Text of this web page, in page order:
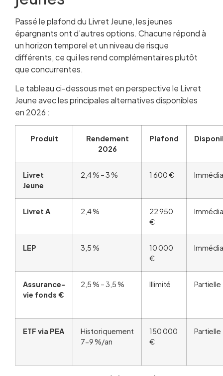
Passé le plafond du Livret Jeune, les jeunes
épargnants ont d’autres options. Chacune répond à
un horizon temporel et un niveau de risque
différents, ce qui les rend complémentaires plutôt
que concurrentes.
Le tableau ci-dessous met en perspective le Livret
Jeune avec les principales alternatives disponibles
en 2026 :
Produit
Rendement
2026
Plafond
Livret
Jeune
2,4 % – 3 % 1 600 €
Livret A 2,4 %
22 950
€
LEP 3,5 %
10 000
€
Assurance-
vie fonds €
2,5 % – 3,5 % Illimité Partielle
ETF via PEA
Historiquement
7-9 %/an
150 000
€
Partielle